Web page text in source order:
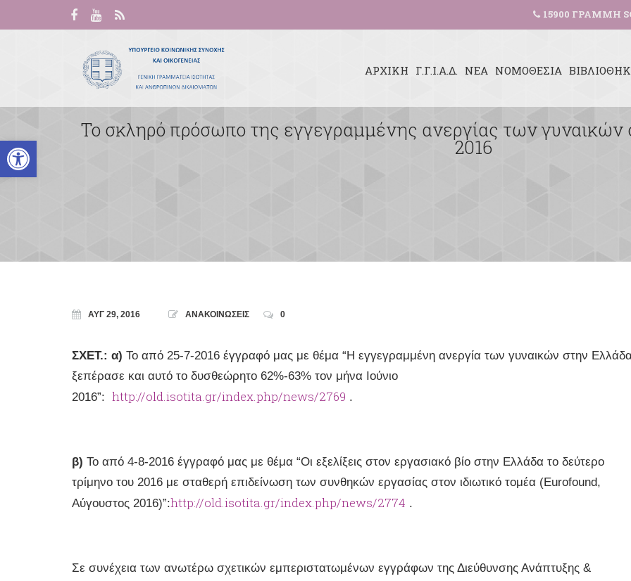
Ανοίξτε τη γραμμή εργαλείων
15900 ΓΡΑΜΜΗ
ΑΡΧΙΚΗ Γ.Γ.Ι.Α.Δ. ΝΕΑ ΝΟΜΟΘΕΣΙΑ
Το σκληρό πρόσωπο της εγγεγραμμένης ανεργίας των γυναικών
2016
ΑΥΓ 29, 2016 ΑΝΑΚΟΙΝΩΣΕΙΣ 0
ΣΧΕΤ.: α) Το από 25-7-2016 έγγραφό μας με θέμα “Η εγγεγραμμένη ανεργία των γυναικών στην
ξεπέρασε και αυτό το δυσθεώρητο 62%-63% τον μήνα Ιούνιο
2016”: http://old.isotita.gr/index.php/news/2769 .
β) Το από 4-8-2016 έγγραφό μας με θέμα “Οι εξελίξεις στον εργασιακό βίο στην Ελλάδα το δεύτερο
τρίμηνο του 2016 με σταθερή επιδείνωση των συνθηκών εργασίας στον ιδιωτικό τομέα (Eurofound,
Αύγουστος 2016)”:http://old.isotita.gr/index.php/news/2774 .
Σε συνέχεια των ανωτέρω σχετικών εμπεριστατωμένων εγγράφων της Διεύθυνσης Ανάπτυξης &